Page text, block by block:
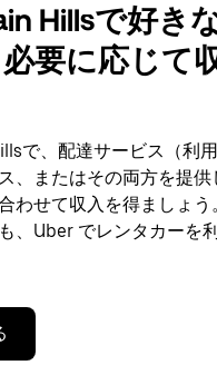
Hillsで好き
要に応じて
で、配達サービス（利
、またはその両方を提
わせて収入を得ましょ
、Uber でレンタカーを